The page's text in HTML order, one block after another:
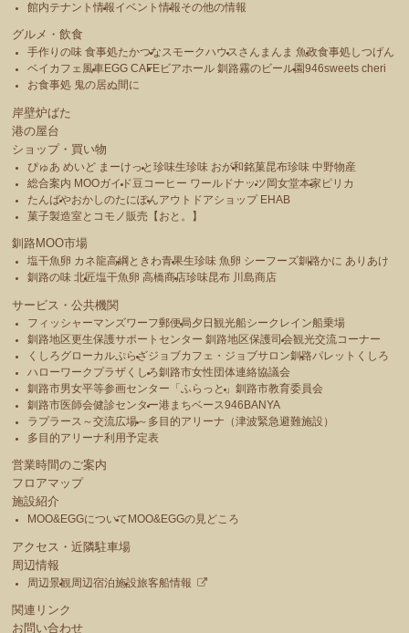
館内テナント情報イベント情報その他の情報
グルメ・飲食
手作りの味 食事処たかつな スモークハウス さんまんま 魚政食事処しつげん
ベイカフェ風車EGG CAFE ビアホール 釧路霧のビール園946sweets cheri
お食事処 鬼の居ぬ間に
岸壁炉ばた
港の屋台
ショップ・買い物
ぴゅあ めいど まーけっと珍味生珍味 おが和銘菓昆布珍味 中野物産
総合案内 MOOガイド豆コーヒー ワールドナッツ 岡女堂本家 ピリカ
たんばやおかしのたにぽんアウトドアショップ EHAB
菓子製造室とコモノ販売【おと。】
釧路MOO市場
塩干魚卵 カネ龍高綱 ときわ青果生珍味 魚卵 シーフーズ釧路かに ありあけ
釧路の味 北匠塩干魚卵 高橋商店珍味昆布 川島商店
サービス・公共機関
フィッシャーマンズワーフ郵便局夕日観光船シークレイン船乗場
釧路地区更生保護サポートセンター 釧路地区保護司会観光交流コーナー
くしろグローカルぷらざジョブカフェ・ジョブサロン釧路パレットくしろ
ハローワークプラザくしろ釧路市女性団体連絡協議会
釧路市男女平等参画センター「ふらっと」釧路市教育委員会
釧路市医師会健診センター港まちベース946BANYA
ラプラース～交流広場～ 多目的アリーナ（津波緊急避難施設）
多目的アリーナ利用予定表
営業時間のご案内
フロアマップ
施設紹介
MOO&EGGについて MOO&EGGの見どころ
アクセス・近隣駐車場
周辺情報
周辺景観 周辺宿泊施設旅客船情報
関連リンク
お問い合わせ